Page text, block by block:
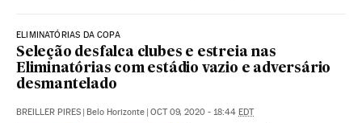
ELIMINATÓRIAS DA COPA
Seleção desfalca clubes e estreia nas
Eliminatórias com estádio vazio e adversário
desmantelado
BREILLER PIRES | Belo Horizonte | OCT 09, 2020 - 18:44 EDT